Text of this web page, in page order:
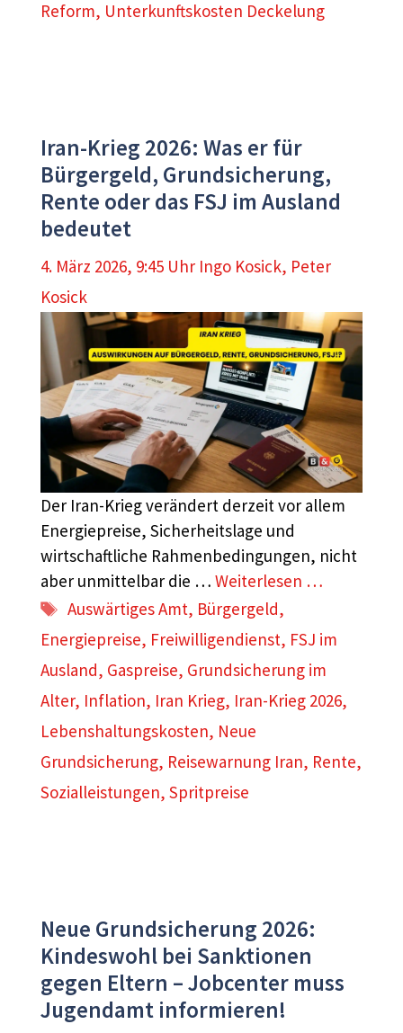
Reform, Unterkunftskosten Deckelung
Iran-Krieg 2026: Was er für
Bürgergeld, Grundsicherung,
Rente oder das FSJ im Ausland
bedeutet
4. März 2026, 9:45 Uhr Ingo Kosick, Peter
Kosick
Der Iran-Krieg verändert derzeit vor allem
Energiepreise, Sicherheitslage und
wirtschaftliche Rahmenbedingungen, nicht
aber unmittelbar die … Weiterlesen …
Schlagwörter
Auswärtiges Amt, Bürgergeld,
Energiepreise, Freiwilligendienst, FSJ im
Ausland, Gaspreise, Grundsicherung im
Alter, Inflation, Iran Krieg, Iran-Krieg 2026,
Lebenshaltungskosten, Neue
Grundsicherung, Reisewarnung Iran, Rente,
Sozialleistungen, Spritpreise
Neue Grundsicherung 2026:
Kindeswohl bei Sanktionen
gegen Eltern – Jobcenter muss
Jugendamt informieren!